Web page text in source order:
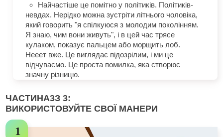
Найчастіше це помітно у політиків. Політиків-
невдах. Нерідко можна зустріти літнього чоловіка,
який говорить "я спілкуюся з молодим поколінням.
Я знаю, чим вони живуть", і в цей час трясе
кулаком, показує пальцем або морщить лоб.
Нееет вже. Це виглядає підозрілим, і ми це
відчуваємо. Це проста помилка, яка створює
значну різницю.
ЧАСТИНА3З 3:
ВИКОРИСТОВУЙТЕ СВОЇ МАНЕРИ